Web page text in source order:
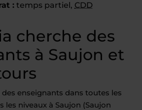
: temps partiel, CDD
cherche des
à Saujon et
enseignants dans toutes les
les niveaux à Saujon (Saujon